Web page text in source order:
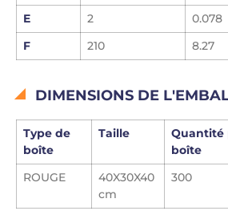
E
2
0.078
F
210 8.27
DIMENSIONS DE
Type de
boîte
Taille
Quantité
boîte
ROUGE
40X30X40
cm
300